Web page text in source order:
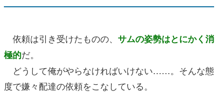
依頼は引き受けたものの、 サムの姿勢はとにかく消
極的だ。
どうして俺がやらなければいけない……。そんな態
度で嫌々配達の依頼をこなしている。